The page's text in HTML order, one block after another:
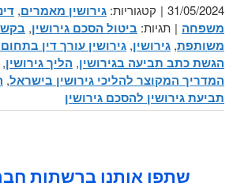
31/05/2024
| קטגוריות: גירושין מאמרים,
משפחה | תגיות: ביטול הסכם גירושין,
משותפת, גירושין, גירושין עורך דין
הגשת כתב תביעה בגירושין, הליך גירושין,
המדריך המקוצר להליכי גירושין בישראל,
תביעת גירושין להסכם גירושין
שתפו אותנו ברשתות